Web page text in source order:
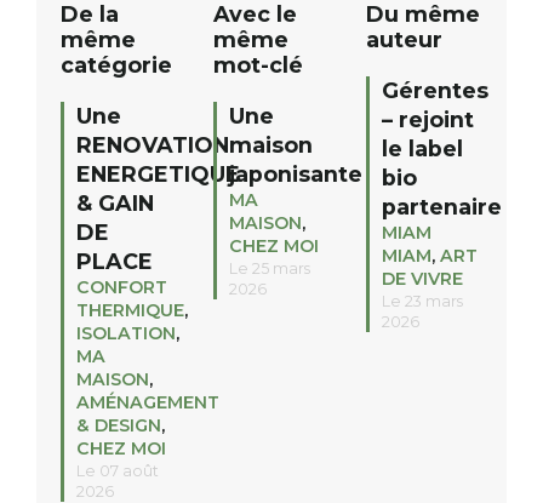
De la
même
catégorie
Une
RENOVATION
ENERGETIQUE
& GAIN
DE
PLACE
CONFORT
THERMIQUE,
ISOLATION,
MA
MAISON,
AMÉNAGEMENT
& DESIGN,
CHEZ MOI
Le 07 août
2026
Avec le
même
mot-clé
Une
maison
japonisante
MA
MAISON,
CHEZ MOI
Le 25 mars
2026
Du même
auteur
Gérentes
– rejoint
le label
bio
partenaire
MIAM
MIAM, ART
DE VIVRE
Le 23 mars
2026